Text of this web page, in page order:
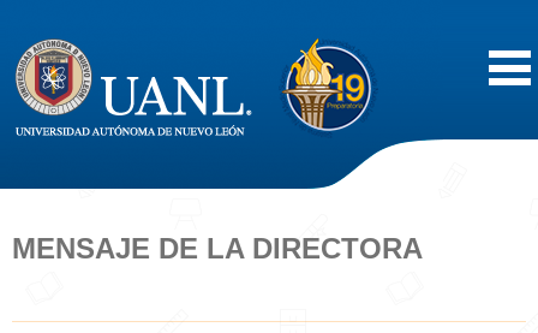
Acerca de
MENSAJE DE LA DIRECTORA